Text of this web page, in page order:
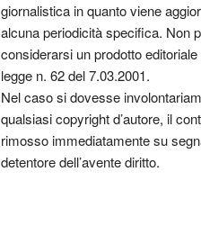
giornalistica in quanto viene
alcuna periodicità specifica. Non
considerarsi un prodotto
legge n. 62 del 7.03.2001.
Nel caso si dovesse
qualsiasi copyright d’autore, il
rimosso immediatamente su
detentore dell’avente diritto.